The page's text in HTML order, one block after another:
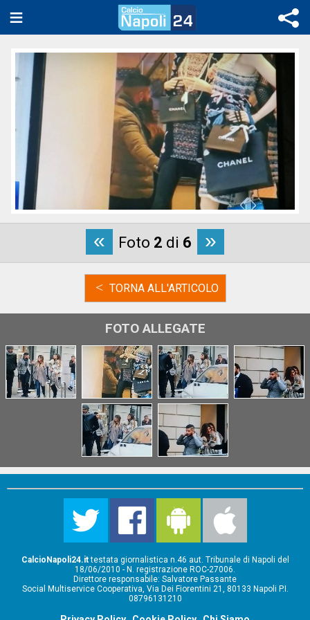
« Foto 2 di 6 »
< TORNA ALL'ARTICOLO
FOTO ALLEGATE
CalcioNapoli24.ittestata giornalistica n.46 aut. Tribunale di Napoli del
18/06/2010 - N. registrazione ROC-27006.
Direttore responsabile: Salvatore Passante
Social Multiservice Cooperativa, Via Dei Fiorentini 21, 80133 Napoli P.I.
08796131210